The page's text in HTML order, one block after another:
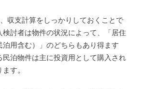
収支計算をしっかりしておくことで
討者は物件の状況によって、「居住
泊用含む）」のどちらもあり得ます
民泊物件は主に投資用として購入され
す。